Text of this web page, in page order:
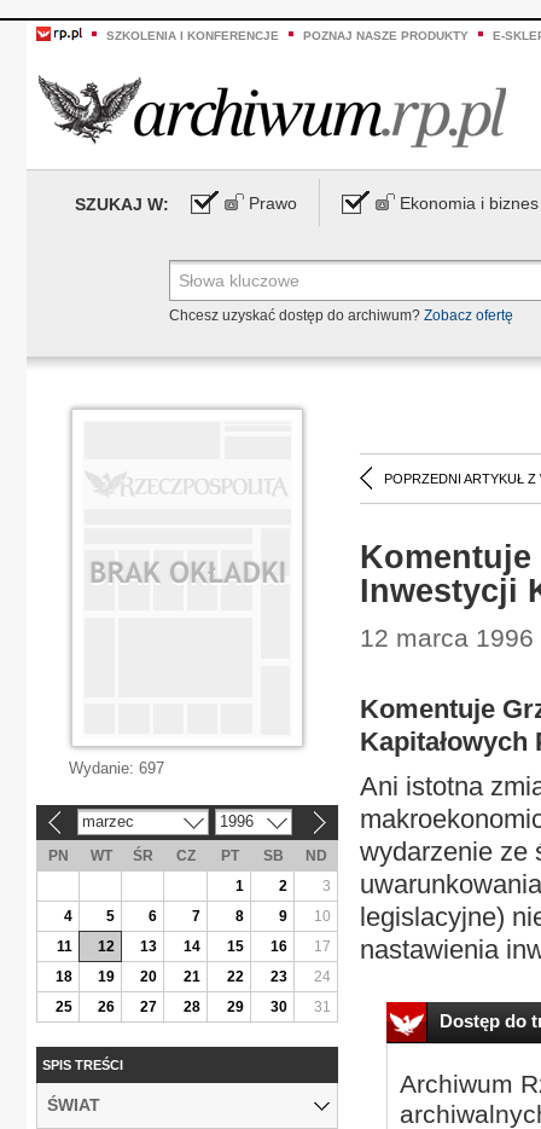
SZKOLENIA I KONFERENCJE POZNAJ NASZE PRODUKTY E-
SZUKAJ W: Prawo Ekonomia i biznes
Chcesz uzyskać dostęp do archiwum? Zobacz ofertę
POPRZEDNI ARTYKUŁ Z
Inwestycji
12 marca
Komentuje
Kapitałowych
Ani istotna
wydarzenie ze
legislacyjne)
nastawienia
Dostęp do
Archiwum
Wydanie: 697
marzec 1996
PN WT ŚR CZ PT SB
ND
1
2
3
4
5 6 7 8 9
10
11
12 13 14 15 16
17
18
19 20 21 22 23
24
25
26 27 28 29 30 31
SPIS TREŚCI
ŚWIAT